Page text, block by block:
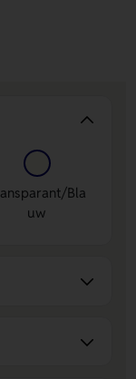
Bedrukbaar
tekst. Deze
om indruk
Bla
uw